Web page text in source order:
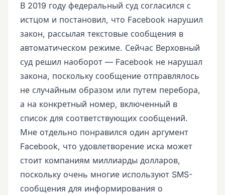
В 2019 году федеральный суд согласился с
истцом и постановил, что Facebook нарушил
закон, рассылая текстовые сообщения в
автоматическом режиме. Сейчас Верховный
суд решил наоборот — Facebook не нарушал
закона, поскольку сообщение отправлялось
не случайным образом или путем перебора,
а на конкретный номер, включенный в
список для соответствующих сообщений.
Мне отдельно понравился один аргумент
Facebook, что удовлетворение иска может
стоит компаниям миллиарды долларов,
поскольку очень многие используют SMS-
сообщения для информирования о